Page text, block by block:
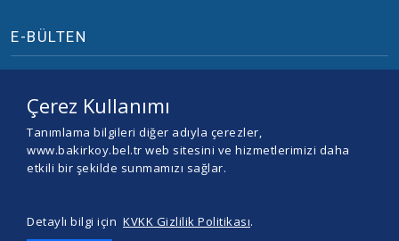
E-BÜLTEN
© 2026 BAKIRKÖY BELEDİYESİ -
Çerez Kullanımı
Tanımlama bilgileri diğer adıyla çerezler,
www.bakirkoy.bel.tr web sitesini ve hizmetlerimizi daha
etkili bir şekilde sunmamızı sağlar.
Detaylı bilgi için KVKK Gizlilik Politikası.